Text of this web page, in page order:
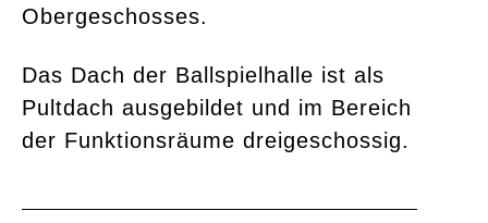
Obergeschosses.
Das Dach der Ballspielhalle ist als
Pultdach ausgebildet und im Bereich
der Funktionsräume dreigeschossig.